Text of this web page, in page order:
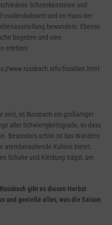
Schneckensteine und
und im Haus der
bewundern. Ebenso
begeben und eine
erleben!
www.russbach.info/fossilien.html
sind, ist Russbach ein großartiger
aller Schwierigkeitsgrade, so dass
Besonders schön ist das Wandern
atemberaubende Kulisse bietet.
Schuhe und Kleidung trägst, um
gibt es diesen Herbst
und genieße alles, was die Saison